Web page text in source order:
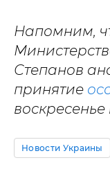
Напомним,
Степанов
принятие
Новости Украины